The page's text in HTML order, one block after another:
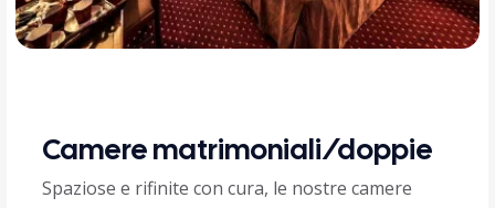
Camere matrimoniali/doppie
Spaziose e rifinite con cura, le nostre camere